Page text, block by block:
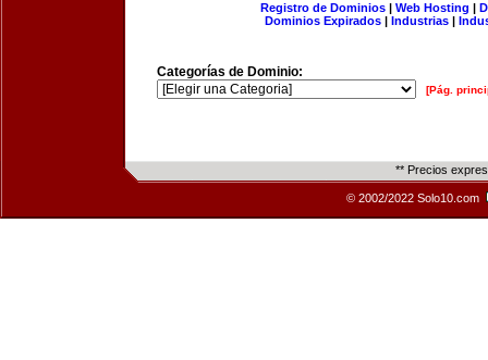
Registro de Dominios| Web Hosting |
Dominios Expirados | Industrias |
Categorías de Dominio:
[Pág.
** Precios
© 2002/2022 Solo10.com